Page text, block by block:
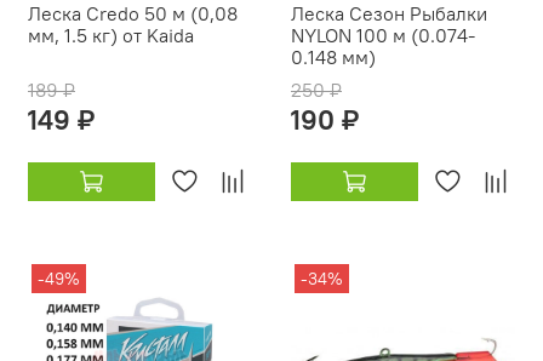
Леска Credo 50 м (0,08
мм, 1.5 кг) от Kaida
189 ₽
149 ₽
Леска Сезон Рыбалки
NYLON 100 м (0.074-
0.148 мм)
250 ₽
190 ₽
-49% -34%